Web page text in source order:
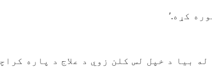
کړه.’
بيا د خپل لس کلن زوي د علاج د پاره